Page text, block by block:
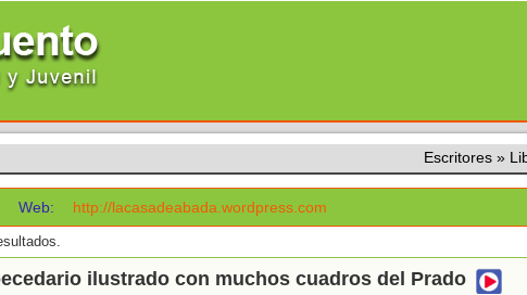
Escritores »
Web: http://lacasadeabada.wordpress.com
ilustrado con muchos cuadros del Prado